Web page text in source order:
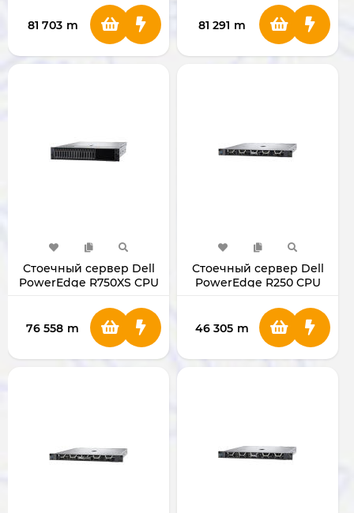
Rack Server
81 703 m
Rack Server
81 291 m
Стоечный сервер Dell
PowerEdge R750XS CPU
Rack Server
76 558 m
Стоечный сервер Dell
PowerEdge R250 CPU
Server
46 305 m